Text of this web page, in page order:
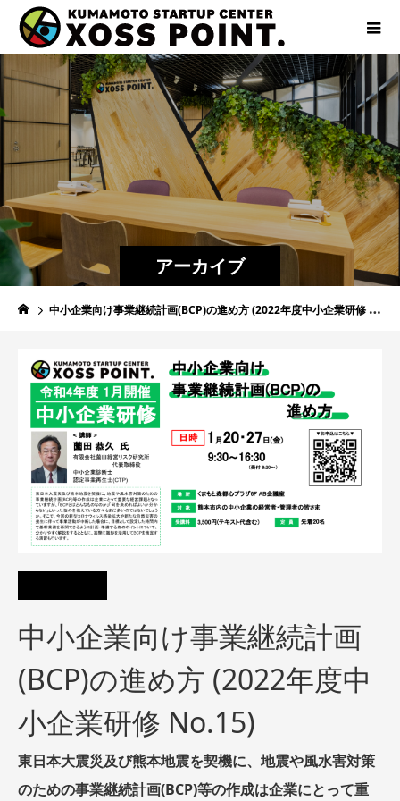
アーカイブ
中小企業向け事業継続計画(BCP)の進め方 (2022年度中小企業研修 No.15)
中小企業向け事業継続計画
(BCP)の進め方 (2022年度中
小企業研修 No.15)
東日本大震災及び熊本地震を契機に、地震や風水害対策
のための事業継続計画(BCP)等の作成は企業にとって重